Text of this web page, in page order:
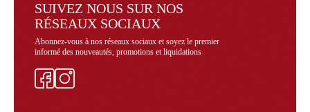
SUIVEZ NOUS SUR NOS
RÉSEAUX SOCIAUX
Abonnez-vous à nos réseaux sociaux et soyez le premier
informé des nouveautés, promotions et liquidations
Facebook